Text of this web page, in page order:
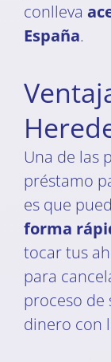
conlleva
España.
Una de las
préstamo
es que
forma
tocar tus
para
proceso de
dinero con